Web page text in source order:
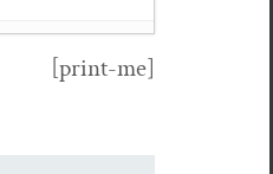
[print-me]